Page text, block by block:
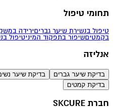
תחומי טיפול
טיפול בנשירת שיער גבריםירידה
בקמטיםשיפור בתפקוד המיניטיפול
אנליזה
בדיקת שיער גברים בדיקת שיער
בדיקת קמטים
חברת SKCURE